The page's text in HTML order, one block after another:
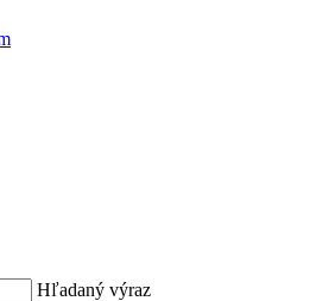
Hľadaný výraz